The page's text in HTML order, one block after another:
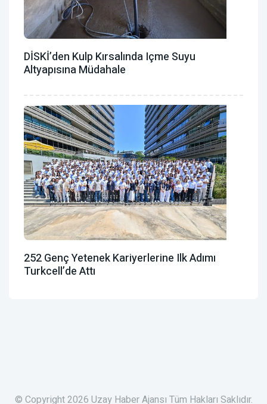
DİSKİ’den Kulp Kırsalında Içme Suyu
Altyapısına Müdahale
252 Genç Yetenek Kariyerlerine Ilk Adımı
Turkcell’de Attı
© Copyright 2026 Uzay Haber Ajansı Tüm Hakları Saklıdır.